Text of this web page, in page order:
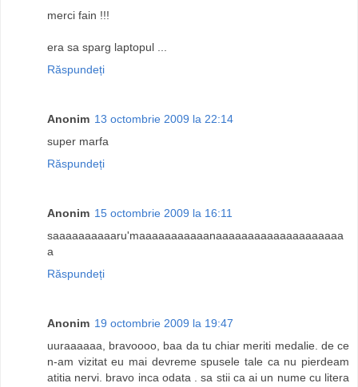
merci fain !!!
era sa sparg laptopul ...
Răspundeți
Anonim 13 octombrie 2009 la 22:14
super marfa
Răspundeți
Anonim 15 octombrie 2009 la 16:11
saaaaaaaaaaru'maaaaaaaaaaanaaaaaaaaaaaaaaaaaaaa
a
Răspundeți
Anonim 19 octombrie 2009 la 19:47
uuraaaaaa, bravoooo, baa da tu chiar meriti medalie. de ce
n-am vizitat eu mai devreme spusele tale ca nu pierdeam
atitia nervi. bravo inca odata . sa stii ca ai un nume cu litera